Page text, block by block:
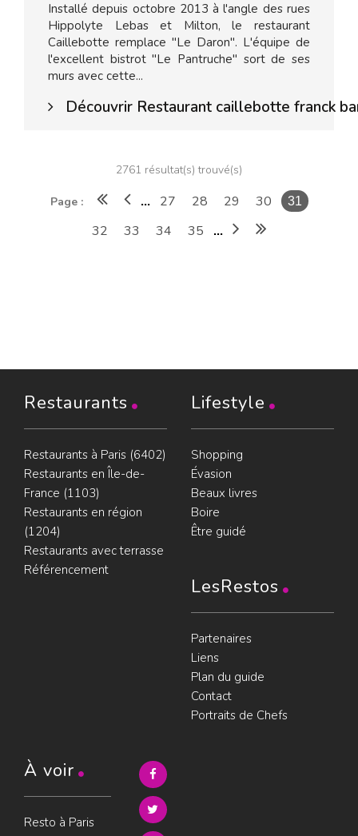
Installé depuis octobre 2013 à l'angle des rues
Hippolyte Lebas et Milton, le restaurant
Caillebotte remplace "Le Daron". L'équipe de
l'excellent bistrot "Le Pantruche" sort de ses
murs avec cette...
Découvrir Restaurant caillebotte franck
2761 résultat(s) trouvé(s)
Page : ... 27 28 29 30 31
32 33 34 35 ...
Restaurants
Restaurants à Paris (6402)
Restaurants en Île-de-
France (1103)
Restaurants en région
(1204)
Restaurants avec terrasse
Référencement
Lifestyle
Shopping
Évasion
Beaux livres
Boire
Être guidé
LesRestos
Partenaires
Liens
Plan du guide
Contact
Portraits de Chefs
À voir
Resto à Paris